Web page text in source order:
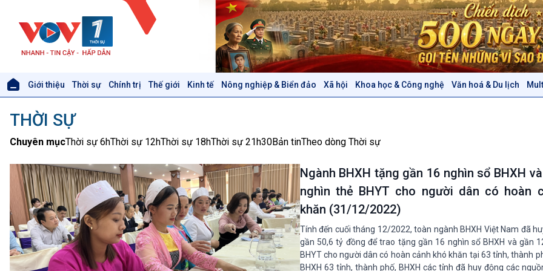
Giới thiệu Thời sự Chính trị Thế giới Kinh tế Nông nghiệp & Biển đảo Xã hội Khoa học & Công nghệ Văn hoá & Du lịch
Thời sự 18h
Thời sự 21h30
Bản tin
Chuyên mục
Theo dòng Thời sự
Quốc hội với cử tri
Xây dựng đảng
Đảng trong cuộc sống
Nhận diện sự thật
Pháp luật và đời sống
Biên cương - Một dải vững
bền
Xã hội
Tin Đời sống & Xã hội
Khoa học & Công nghệ
Tin Khoa học & Công nghệ
Văn hoá & Du lịch
Tin Văn hoá & Du lịch
Multimedia
Ảnh
THỜI SỰ
Chuyên mụcThời sự 6hThời sự 12hThời sự 18hThời sự 21h30Bản tinTheo dòng Thời sự
Ngành BHXH tặng gần 16 nghìn sổ BHXH
nghìn thẻ BHYT cho người dân có hoàn
khăn (31/12/2022)
Tính đến cuối tháng 12/2022, toàn ngành BHXH Việt Nam đã
gần 50,6 tỷ đồng để trao tặng gần 16 nghìn sổ BHXH và gần
BHYT cho người dân có hoàn cảnh khó khăn tại 63 tỉnh, thành
BHXH 63 tỉnh, thành phố, BHXH các tỉnh đã huy động các